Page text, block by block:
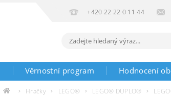
+420 22 22 0 11 44
Věrnostní program Hodnocení
Hračky LEGO® LEGO® DUPLO®